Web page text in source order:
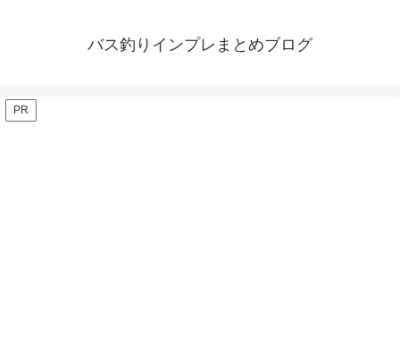
バス釣りインプレまとめブログ
PR